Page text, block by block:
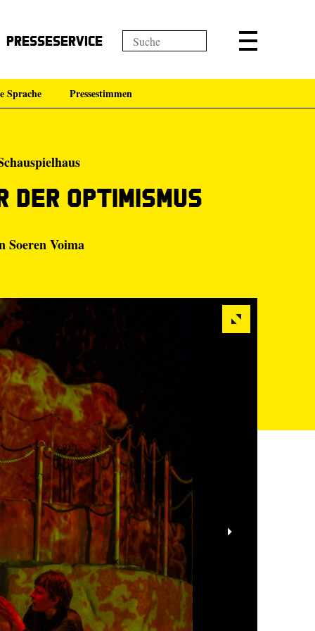
Presseservice
Sprache Pressestimmen
der Optimismus
Soeren Voima